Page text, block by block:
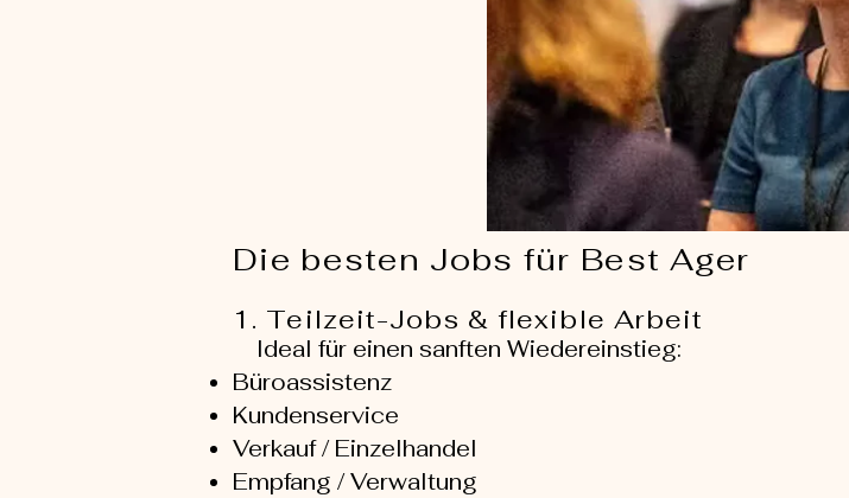
Die besten Jobs für Best Ager
1. Teilzeit-Jobs & flexible Arbeit
Ideal für einen sanften Wiedereinstieg:
Büroassistenz
Kundenservice
Verkauf / Einzelhandel
Empfang / Verwaltung